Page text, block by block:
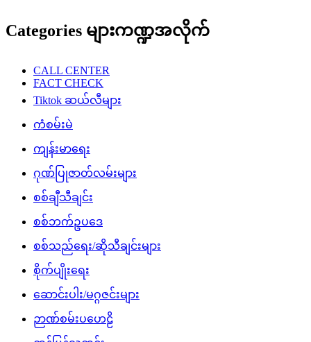
Categories များကဏ္ဍအလိုက်
CALL CENTER
FACT CHECK
Tiktok ဆယ်လီများ
ကံစမ်းမဲ
ကျန်းမာရေး
ဂုဏ်ပြုဇာတ်လမ်းများ
စစ်ချီသီချင်း
စစ်ဘက်ဥပဒေ
စစ်သည်ရေး/ဆိုသီချင်းများ
စိုက်ပျိုးရေး
ဆောင်းပါး/မဂ္ဂဇင်းများ
ဉာဏ်စမ်းပဟေဠိ